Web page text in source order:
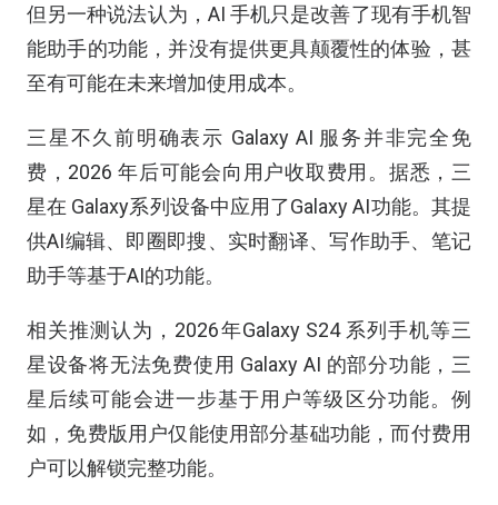
但另一种说法认为，AI 手机只是改善了现有手机智
能助手的功能，并没有提供更具颠覆性的体验，甚
至有可能在未来增加使用成本。
三星不久前明确表示 Galaxy AI 服务并非完全免
费，2026 年后可能会向用户收取费用。据悉，三
星在 Galaxy系列设备中应用了Galaxy AI功能。其提
供AI编辑、即圈即搜、实时翻译、写作助手、笔记
助手等基于AI的功能。
相关推测认为，2026年Galaxy S24 系列手机等三
星设备将无法免费使用 Galaxy AI 的部分功能，三
星后续可能会进一步基于用户等级区分功能。例
如，免费版用户仅能使用部分基础功能，而付费用
户可以解锁完整功能。